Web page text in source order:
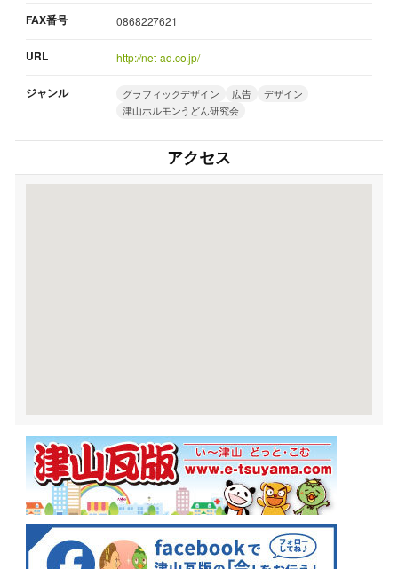
FAX番号 0868227621
URL http://net-ad.co.jp/
ジャンル グラフィックデザイン 広告
デザイン
津山ホルモンうどん研究会
アクセス